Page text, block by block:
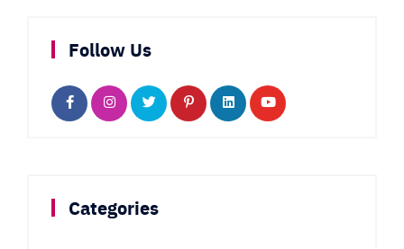
Follow Us
Categories